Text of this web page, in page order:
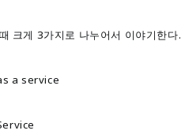
크게 3가지로 나누어서 이야기한다.
a service